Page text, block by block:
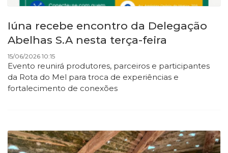
Iúna recebe encontro da Delegação
Abelhas S.A nesta terça-feira
15/06/2026 10:15
Evento reunirá produtores, parceiros e participantes
da Rota do Mel para troca de experiências e
fortalecimento de conexões